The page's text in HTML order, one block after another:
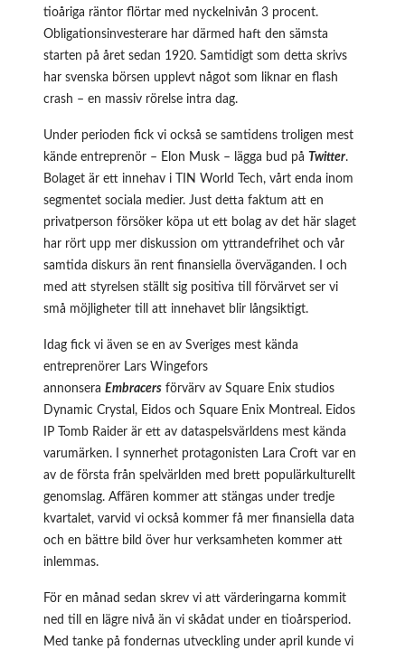
tioåriga räntor flörtar med nyckelnivån 3 procent.
Obligationsinvesterare har därmed haft den sämsta
starten på året sedan 1920. Samtidigt som detta skrivs
har svenska börsen upplevt något som liknar en flash
crash – en massiv rörelse intra dag.
Under perioden fick vi också se samtidens troligen mest
kände entreprenör – Elon Musk – lägga bud på Twitter.
Bolaget är ett innehav i TIN World Tech, vårt enda inom
segmentet sociala medier. Just detta faktum att en
privatperson försöker köpa ut ett bolag av det här slaget
har rört upp mer diskussion om yttrandefrihet och vår
samtida diskurs än rent finansiella överväganden. I och
med att styrelsen ställt sig positiva till förvärvet ser vi
små möjligheter till att innehavet blir långsiktigt.
Idag fick vi även se en av Sveriges mest kända
entreprenörer Lars Wingefors
annonsera Embracers förvärv av Square Enix studios
Dynamic Crystal, Eidos och Square Enix Montreal. Eidos
IP Tomb Raider är ett av dataspelsvärldens mest kända
varumärken. I synnerhet protagonisten Lara Croft var en
av de första från spelvärlden med brett populärkulturellt
genomslag. Affären kommer att stängas under tredje
kvartalet, varvid vi också kommer få mer finansiella data
och en bättre bild över hur verksamheten kommer att
inlemmas.
För en månad sedan skrev vi att värderingarna kommit
ned till en lägre nivå än vi skådat under en tioårsperiod.
Med tanke på fondernas utveckling under april kunde vi